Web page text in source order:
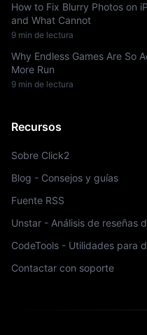
How to Fix Blurry Photos on
and What Cannot
9 min de lectura
Why Endless Games Are So
More Run
9 min de lectura
Recursos
Sobre Click2
Blog - Consejos y guías
Fuente RSS
Unstar - Análisis de reseñas
CodeTools - Utilidades para
Contactar con soporte